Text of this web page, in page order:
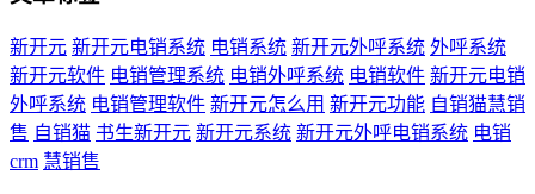
新开元 新开元电销系统 电销系统 新开元外呼系统 外呼系统
新开元软件 电销管理系统 电销外呼系统 电销软件 新开元电销
外呼系统 电销管理软件 新开元怎么用 新开元功能 自销猫慧销
售 自销猫 书生新开元 新开元系统 新开元外呼电销系统 电销
crm 慧销售